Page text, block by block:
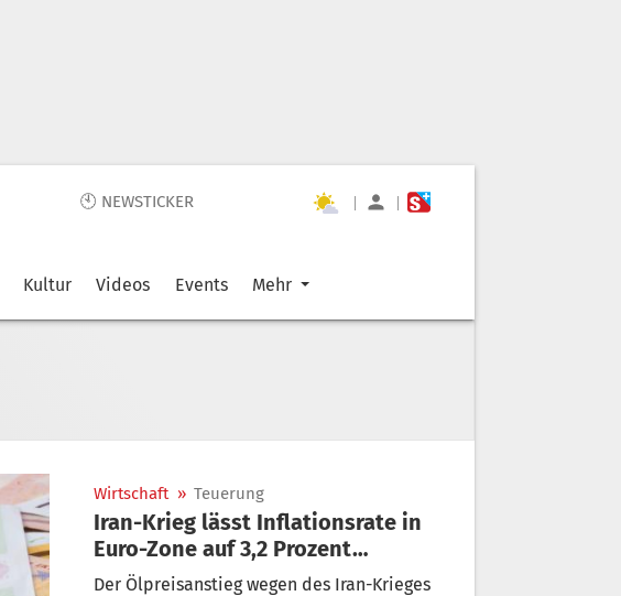
🕙 NEWSTICKER | |
Kultur Videos Events Mehr
Wirtschaft » Teuerung
Iran-Krieg lässt Inflationsrate in
Euro-Zone auf 3,2 Prozent
steigen
Der Ölpreisanstieg wegen des Iran-Krieges